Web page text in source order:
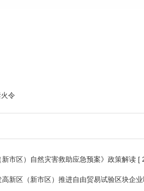
令
新市区）自然灾害救助应急预案》政策解读 [
高新区（新市区）推进自由贸易试验区块企